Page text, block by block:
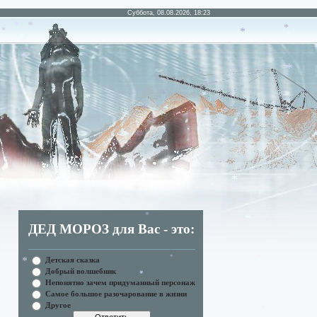
*
*
*
*
*
*
*
*
*
*
*
*
*
*
Суббота, 08.08.2026, 18:23
ДЕД МОРОЗ для Вас - это:
Детская сказка
Добрый волшебник
Непонятно зачем придуманный персонаж
Самое большое разочарование в жизни
Другое